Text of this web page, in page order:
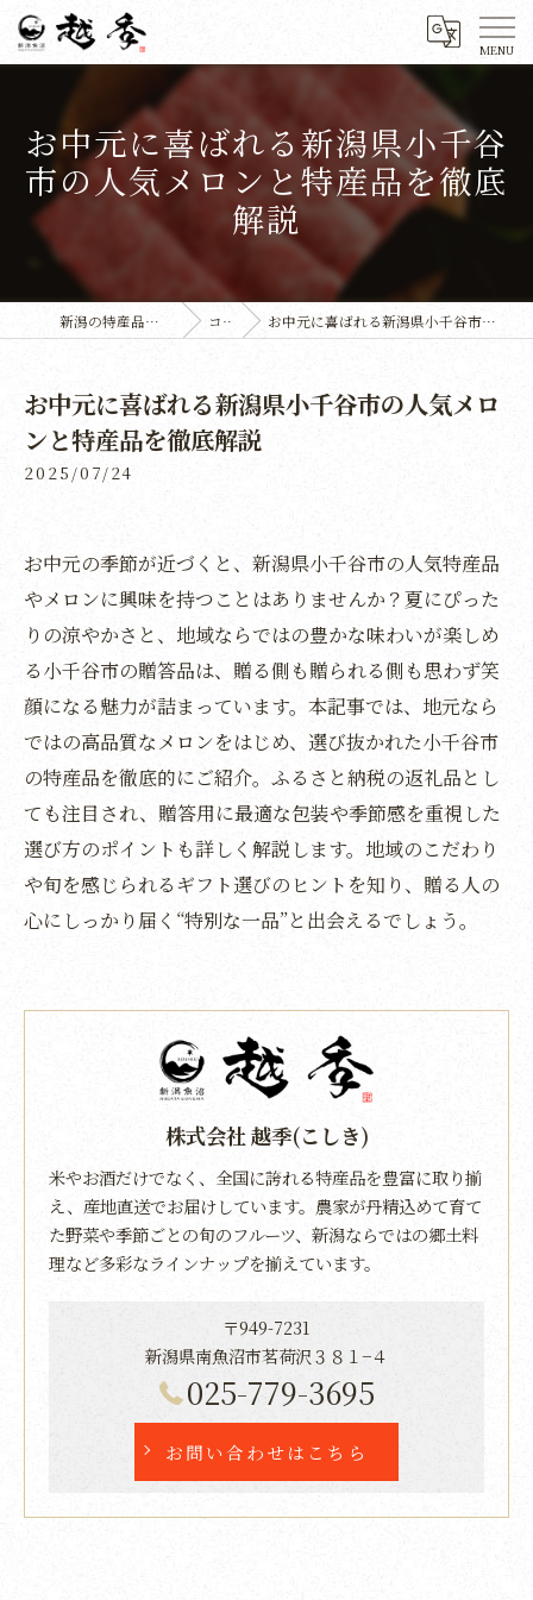
お中元に喜ばれる新潟県小千谷
市の人気メロンと特産品を徹底
解説
新潟の特産品なら株式会社越季 コラム お中元に喜ばれる新潟県小千谷市の人気メロンと特産品を徹底解説
お中元に喜ばれる新潟県小千谷市の人気メロ
ンと特産品を徹底解説
2025/07/24
お中元の季節が近づくと、新潟県小千谷市の人気特産品
やメロンに興味を持つことはありませんか？夏にぴった
りの涼やかさと、地域ならではの豊かな味わいが楽しめ
る小千谷市の贈答品は、贈る側も贈られる側も思わず笑
顔になる魅力が詰まっています。本記事では、地元なら
ではの高品質なメロンをはじめ、選び抜かれた小千谷市
の特産品を徹底的にご紹介。ふるさと納税の返礼品とし
ても注目され、贈答用に最適な包装や季節感を重視した
選び方のポイントも詳しく解説します。地域のこだわり
や旬を感じられるギフト選びのヒントを知り、贈る人の
心にしっかり届く“特別な一品”と出会えるでしょう。
株式会社 越季(こしき)
米やお酒だけでなく、全国に誇れる特産品を豊富に取り揃
え、産地直送でお届けしています。農家が丹精込めて育て
た野菜や季節ごとの旬のフルーツ、新潟ならではの郷土料
理など多彩なラインナップを揃えています。
〒949-7231
新潟県南魚沼市茗荷沢３８１−４
025-779-3695
お問い合わせはこちら